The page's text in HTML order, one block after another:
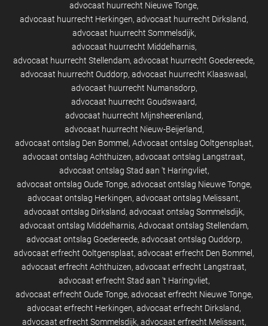
advocaat huurrecht Nieuwe Tonge
advocaat huurrecht Herkingen advocaat huurrecht Dirksland
advocaat huurrecht Sommelsdijk
advocaat huurrecht Middelharnis
advocaat huurrecht Stellendam advocaat huurrecht Goedereede
advocaat huurrecht Ouddorp advocaat huurrecht Klaaswaal
advocaat huurrecht Numansdorp
advocaat huurrecht Goudswaard
advocaat huurrecht Mijnsheerenland
advocaat huurrecht Nieuw-Beijerland
advocaat ontslag Den Bommel Advocaat ontslag Ooltgensplaat
advocaat ontslag Achthuizen advocaat ontslag Langstraat
advocaat ontslag Stad aan 't Haringvliet
advocaat ontslag Oude Tonge advocaat ontslag Nieuwe Tonge
advocaat ontslag Herkingen advocaat ontslag Melissant
advocaat ontslag Dirksland advocaat ontslag Sommelsdijk
advocaat ontslag Middelharnis Advocaat ontslag Stellendam
advocaat ontslag Goedereede advocaat ontslag Ouddorp
advocaat erfrecht Ooltgensplaat advocaat erfrecht Den Bommel
advocaat erfrecht Achthuizen advocaat erfrecht Langstraat
advocaat erfrecht Stad aan 't Haringvliet
advocaat erfrecht Oude Tonge advocaat erfrecht Nieuwe Tonge
advocaat erfrecht Herkingen advocaat erfrecht Dirksland
advocaat erfrecht Sommelsdijk advocaat erfrecht Melissant